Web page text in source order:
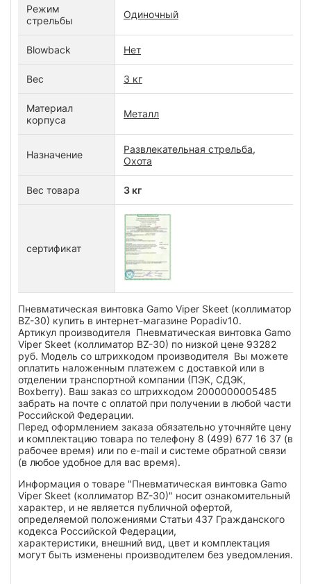
Режим
стрельбы
Одиночный
Blowback Нет
Вес 3 кг
Материал
корпуса
Металл
Назначение
Развлекательная стрельба,
Охота
Вес товара 3 кг
сертификат
Пневматическая винтовка Gamo Viper Skeet (коллиматор
BZ-30) купить в интернет-магазине Popadiv10.
Артикул производителя Пневматическая винтовка Gamo
Viper Skeet (коллиматор BZ-30) по низкой цене 93282
руб. Модель со штрихкодом производителя Вы можете
оплатить наложенным платежем с доставкой или в
отделении транспортной компании (ПЭК, СДЭК,
Boxberry). Ваш заказ со штрихкодом 2000000005485
забрать на почте с оплатой при получении в любой части
Российской Федерации.
Перед оформлением заказа обязательно уточняйте цену
и комплектацию товара по телефону 8 (499) 677 16 37 (в
рабочее время) или по e-mail и системе обратной связи
(в любое удобное для вас время).
Информация о товаре "Пневматическая винтовка Gamo
Viper Skeet (коллиматор BZ-30)" носит ознакомительный
характер, и не является публичной офертой,
определяемой положениями Статьи 437 Гражданского
кодекса Российской Федерации,
характеристики, внешний вид, цвет и комплектация
могут быть изменены производителем без уведомления.